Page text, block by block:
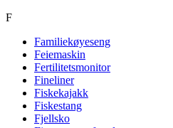
F
Familiekøyeseng
Feiemaskin
Fertilitetsmonitor
Fineliner
Fiskekajakk
Fiskestang
Fjellsko